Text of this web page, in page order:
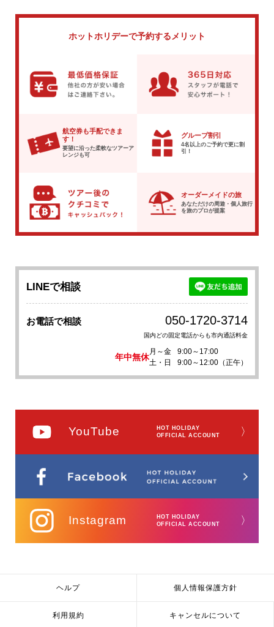
ホットホリデーで予約するメリット
航空券も手配できま
す！
要望に沿った柔軟なツアーア
レンジも可
グループ割引
4名以上のご予約で更に割
引！
オーダーメイドの旅
あなただけの周遊・個人旅行
を旅のプロが提案
LINEで相談
お電話で相談 050-1720-3714
国内どの固定電話からも市内通話料金
年中無休
月～金
9:00～17:00
土・日
9:00～12:00（正午）
YouTube
HOT HOLIDAY
OFFICIAL ACCOUNT
〉
Instagram
HOT HOLIDAY
OFFICIAL ACCOUNT
〉
ヘルプ 個人情報保護方針
利用規約 キャンセルについて